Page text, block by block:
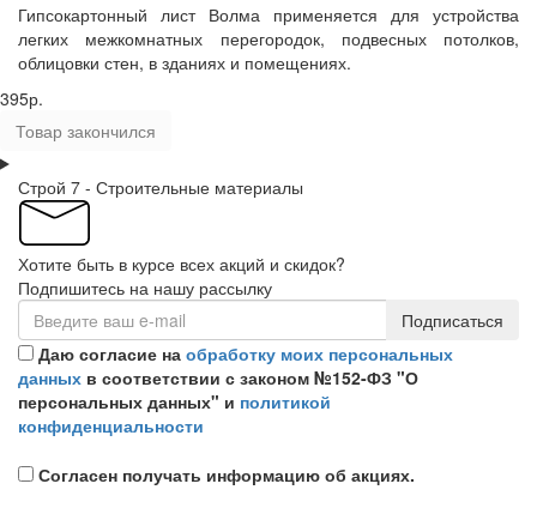
Гипсокартонный лист Волма применяется для устройства
легких межкомнатных перегородок, подвесных потолков,
облицовки стен, в зданиях и помещениях.
395р.
Товар закончился
Строй 7 - Строительные материалы
Хотите быть в курсе всех акций и скидок?
Подпишитесь на нашу рассылку
Подписаться
Даю согласие на обработку моих персональных
данных в соответствии с законом №152-ФЗ "О
персональных данных" и политикой
конфиденциальности
Согласен получать информацию об акциях.